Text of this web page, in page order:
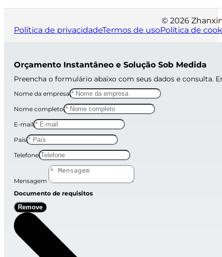
© 2026
Política de privacidadeTermos de usoPolítica de
Orçamento Instantâneo e Solução Sob Medida
Preencha o formulário abaixo com seus dados e consulta.
Nome da empresa
Nome completo
E-mail
País
Telefone
Mensagem
Documento de requisitos
Remove